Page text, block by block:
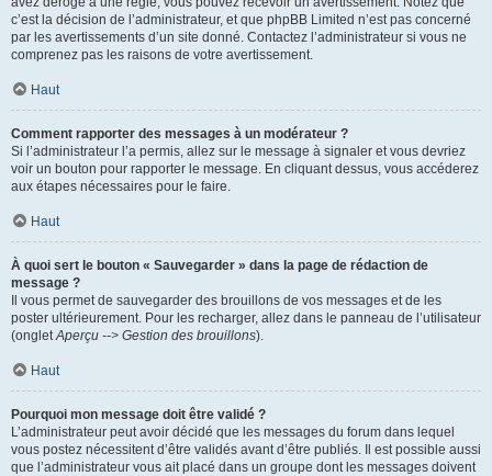
c’est la décision de l’administrateur, et que phpBB Limited n’est pas concerné
par les avertissements d’un site donné. Contactez l’administrateur si vous ne
comprenez pas les raisons de votre avertissement.
Haut
Comment rapporter des messages à un modérateur ?
Si l’administrateur l’a permis, allez sur le message à signaler et vous devriez
voir un bouton pour rapporter le message. En cliquant dessus, vous accéderez
aux étapes nécessaires pour le faire.
Haut
À quoi sert le bouton « Sauvegarder » dans la page de rédaction de
message ?
Il vous permet de sauvegarder des brouillons de vos messages et de les
poster ultérieurement. Pour les recharger, allez dans le panneau de l’utilisateur
(ongletAperçu --> Gestion des brouillons).
Haut
Pourquoi mon message doit être validé ?
L’administrateur peut avoir décidé que les messages du forum dans lequel
vous postez nécessitent d’être validés avant d’être publiés. Il est possible aussi
que l’administrateur vous ait placé dans un groupe dont les messages doivent